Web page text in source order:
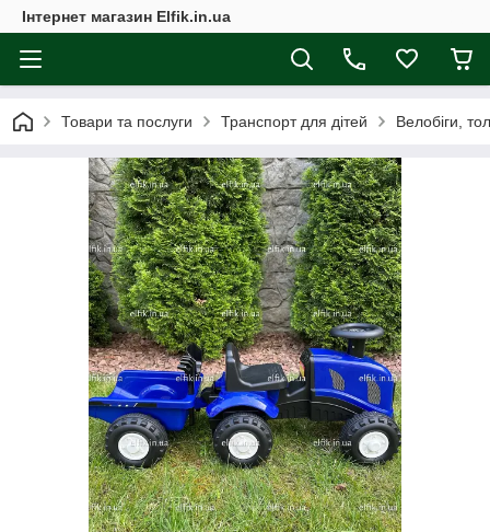
Інтернет магазин Elfik.in.ua
Товари та послуги Транспорт для дітей Велобіги,